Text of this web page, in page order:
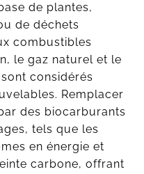
de plantes,
de déchets
combustibles
le gaz naturel et le
considérés
Remplacer
des biocarburants
tels que les
en énergie et
carbone, offrant